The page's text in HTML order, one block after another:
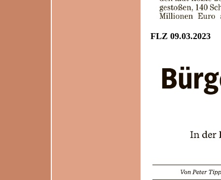
FLZ 09.03.2023